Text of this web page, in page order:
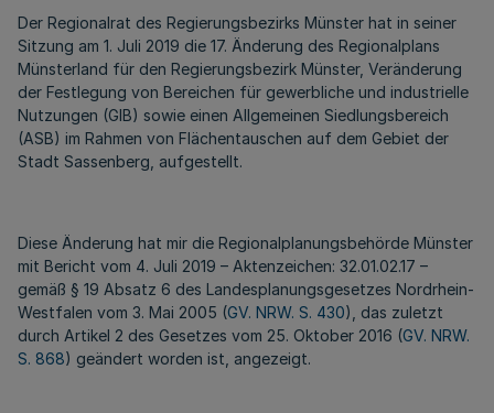
Der Regionalrat des Regierungsbezirks Münster hat in seiner
Sitzung am 1. Juli 2019 die 17. Änderung des Regionalplans
Münsterland für den Regierungsbezirk Münster, Veränderung
der Festlegung von Bereichen für gewerbliche und industrielle
Nutzungen (GIB) sowie einen Allgemeinen Siedlungsbereich
(ASB) im Rahmen von Flächentauschen auf dem Gebiet der
Stadt Sassenberg, aufgestellt.
Diese Änderung hat mir die Regionalplanungsbehörde Münster
mit Bericht vom 4. Juli 2019 – Aktenzeichen: 32.01.02.17 –
gemäß § 19 Absatz 6 des Landesplanungsgesetzes Nordrhein-
Westfalen vom 3. Mai 2005 (GV. NRW. S. 430), das zuletzt
durch Artikel 2 des Gesetzes vom 25. Oktober 2016 (GV. NRW.
S. 868) geändert worden ist, angezeigt.